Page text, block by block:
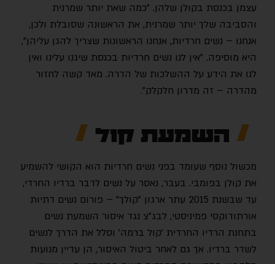
עצמן בכנסת בקולן שלהן. "כמה שאת יותר שמרנית
והסביבה שלך יותר שמרנית, את הראשונה שסובלת ולכן,
אנחנו – נשים חרדיות, אנחנו הראשונות שצריך להגן עליהן",
היא מוסיפה. "אין לנו נשים חרדיות בכנסת שיגנו עלינו ואין
לנו את הידע על ההשלכות של הדרה. מאד קשה לחזור
מהדרה – זה מדרון חלקלק".
השמעת קול
מכשול נוסף שעומד בפני נשים חרדיות הוא הקושי להשמיע
את קולן בפומבי. בעבר, נאסר על נשים לדבר ברדיו החרדי,
עד שבשנת 2015 עתר ארגון "קולך" – פורום נשים דתיות
אורתודוקסי פמיניסטי, לבג״צ נגד איסור השמעת נשים
בתחנת הרדיו החרדית ׳קול ברמה׳ וסלל את הדרך לנשים
לשדר ברדיו. אך גם לאחר ביטול האיסור, הן עדיין מנועות